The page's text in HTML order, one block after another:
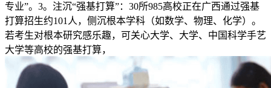
专业”。3。注沉“强基打算”：30所985高校正在广西通过强基
打算招生约101人，侧沉根本学科（如数学、物理、化学）。
若考生对根本研究感乐趣，可关心大学、大学、中国科学手艺
大学等高校的强基打算，